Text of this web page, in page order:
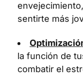
sentirte más
la función de
combatir el